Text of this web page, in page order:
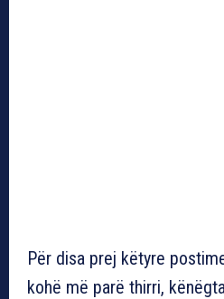
Për disa prej këtyre
kohë më parë thirri,